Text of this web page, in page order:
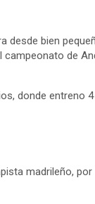
bien
campeonato de
donde entreno
madrileño, por